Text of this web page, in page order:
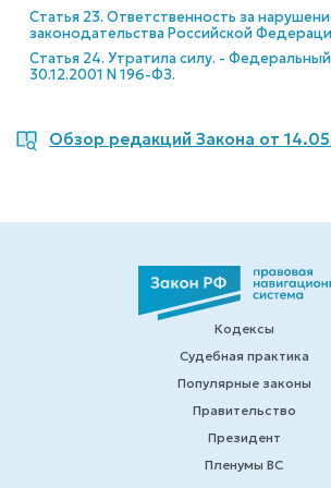
Статья 23. Ответственность за
законодательства Российской
Статья 24. Утратила силу. -
30.12.2001 N 196-ФЗ.
Обзор редакций Закона от
Кодексы
Судебная практика
Популярные законы
Правительство
Президент
Пленумы ВС